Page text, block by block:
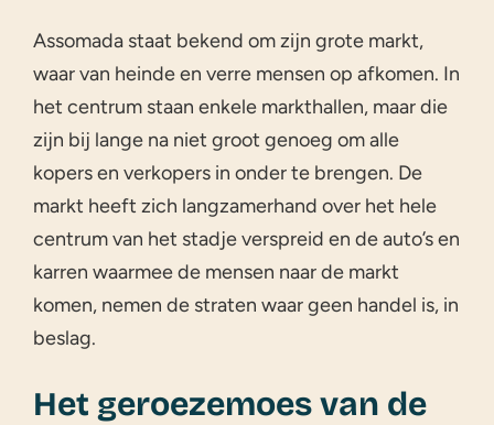
Assomada staat bekend om zijn grote markt,
waar van heinde en verre mensen op afkomen. In
het centrum staan enkele markthallen, maar die
zijn bij lange na niet groot genoeg om alle
kopers en verkopers in onder te brengen. De
markt heeft zich langzamerhand over het hele
centrum van het stadje verspreid en de auto’s en
karren waarmee de mensen naar de markt
komen, nemen de straten waar geen handel is, in
beslag.
Het geroezemoes van de